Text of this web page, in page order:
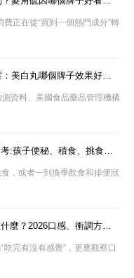
正在從“買到一個熱門成分”轉
2026年口服煥亮趨勢觀察：美白丸哪個牌子效果好，成分純度與適配人群如何判
資料、美國食品藥品管理機構
兒童益生菌排行榜推薦參考:孩子便秘、積食、挑食和換季時分別應該怎麼選
，或者一到換季飲食和排便狀
女性益生菌實測應該關注什麼？2026口感、衝調方式、周期成本與配方信息測評
完有沒有感覺”，更應觀察口